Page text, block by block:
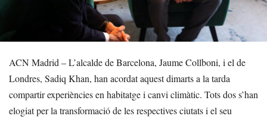
ACN Madrid – L’alcalde de Barcelona, Jaume Collboni, i el de
Londres, Sadiq Khan, han acordat aquest dimarts a la tarda
compartir experiències en habitatge i canvi climàtic. Tots dos s’han
elogiat per la transformació de les respectives ciutats i el seu